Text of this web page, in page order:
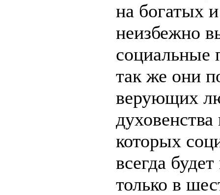
на богатых
неизбежно
социальные
так же они
верующих
которых
всегда
только в